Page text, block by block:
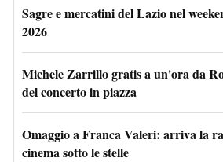
Sagre e mercatini del Lazio nel
2026
Michele Zarrillo gratis a un'ora da
del concerto in piazza
Omaggio a Franca Valeri: arriva la
cinema sotto le stelle